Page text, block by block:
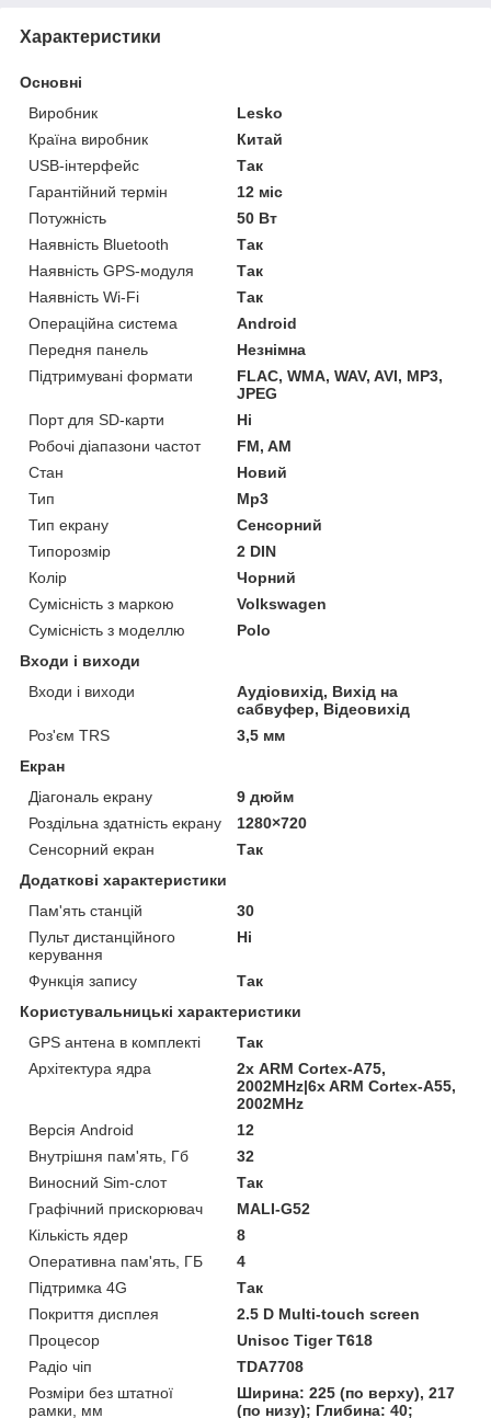
Характеристики
Основні
Виробник
Lesko
Країна виробник
Китай
USB-інтерфейс
Так
Гарантійний термін
12 міс
Потужність
50 Вт
Наявність Bluetooth
Так
Наявність GPS-модуля
Так
Наявність Wi-Fi
Так
Операційна система
Android
Передня панель
Незнімна
Підтримувані формати
FLAC, WMA, WAV, AVI, MP3,
JPEG
Порт для SD-карти
Ні
Робочі діапазони частот
FM, AM
Стан
Новий
Тип
Mp3
Тип екрану
Сенсорний
Типорозмір
2 DIN
Колір
Чорний
Сумісність з маркою
Volkswagen
Сумісність з моделлю
Polo
Входи і виходи
Входи і виходи
Аудіовихід, Вихід на
сабвуфер, Відеовихід
Роз'єм TRS
3,5 мм
Екран
Діагональ екрану
9 дюйм
Роздільна здатність екрану
1280×720
Сенсорний екран
Так
Додаткові характеристики
Пам'ять станцій
30
Пульт дистанційного
керування
Ні
Функція запису
Так
Користувальницькі характеристики
GPS антена в комплекті
Так
Архітектура ядра
2х ARM Cortex-A75,
2002MHz|6x ARM Cortex-A55,
2002MHz
Версія Android
12
Внутрішня пам'ять, Гб
32
Виносний Sim-слот
Так
Графічний прискорювач
MALI-G52
Кількість ядер
8
Оперативна пам'ять, ГБ
4
Підтримка 4G
Так
Покриття дисплея
2.5 D Multi-touch screen
Процесор
Unisoc Tiger T618
Радіо чіп
TDA7708
Розміри без штатної
рамки, мм
Ширина: 225 (по верху), 217
(по низу); Глибина: 40;